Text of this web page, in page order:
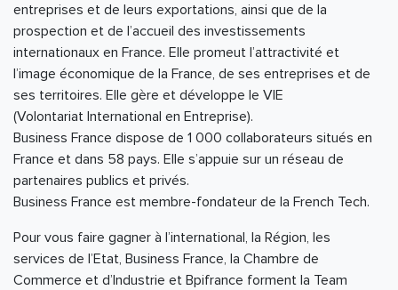
entreprises et de leurs exportations, ainsi que de la
prospection et de l’accueil des investissements
internationaux en France. Elle promeut l’attractivité et
l’image économique de la France, de ses entreprises et de
ses territoires. Elle gère et développe le VIE
(Volontariat International en Entreprise).
Business France dispose de 1 000 collaborateurs situés en
France et dans 58 pays. Elle s’appuie sur un réseau de
partenaires publics et privés.
Business France est membre-fondateur de la French Tech.
Pour vous faire gagner à l’international, la Région, les
services de l’Etat, Business France, la Chambre de
Commerce et d’Industrie et Bpifrance forment la Team